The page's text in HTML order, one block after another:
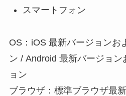
スマートフォン
OS：iOS 最新バージョンお
ン / Android 最新バージョ
ョン
ブラウザ：標準ブラウザ最